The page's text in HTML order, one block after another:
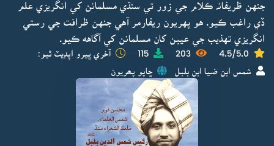
جنهن ظريفانہ ڪلام جي زور تي سنڌي مسلمانن کي انگريزي علم
ڏي راغب ڪيو. هو پهريون ريفارمر آهي جنهن ظرافت جي رستي
انگريزي تهذيب جي عيبن کان مسلمانن کي آگاهه ڪيو.
4.5/5.0
203
115 آخري ڀيرو اپڊيٽ ٿيو:
شمس ابن ضيا ابن بلبل ڇاپو پھريون